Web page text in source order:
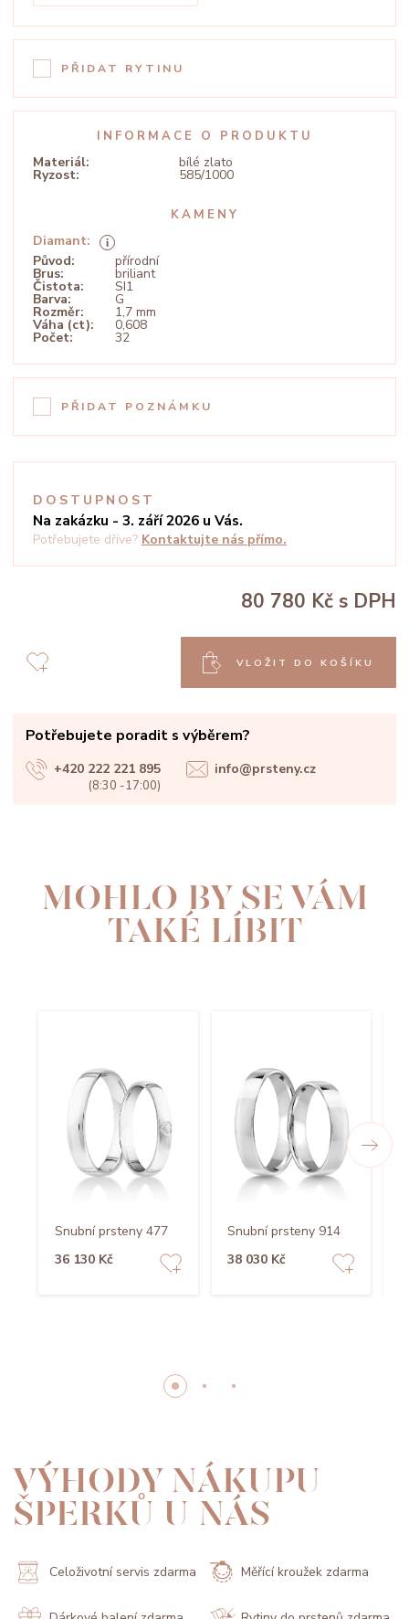
PŘIDAT RYTINU
INFORMACE O PRODUKTU
Materiál: bílé zlato
Ryzost: 585/1000
KAMENY
Diamant:
Původ:
přírodní
Brus: briliant
Čistota: SI1
Barva: G
Rozměr: 1,7 mm
Váha (ct): 0,608
Počet: 32
PŘIDAT POZNÁMKU
DOSTUPNOST
Na zakázku - 3. září 2026 u Vás.
Potřebujete dříve? Kontaktujte nás přímo.
80 780 Kč s DPH
VLOŽIT DO KOŠÍKU
Potřebujete poradit s výběrem?
+420 222 221 895
(8:30 -17:00)
info@prsteny.cz
MOHLO BY SE VÁM
TAKÉ LÍBIT
Snubní prsteny 477
36 130 Kč
Snubní prsteny 914
38 030 Kč
VÝHODY NÁKUPU
ŠPERKŮ U NÁS
Celoživotní servis zdarma Měřící kroužek zdarma